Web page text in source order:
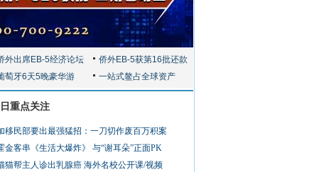
重点关注
移民部要出最强猛招：一刀切作废百万积案
金客串《生活大爆炸》 与“谢耳朵”正面PK
猫帮主人诊出乳腺癌 海外名校公开课/视频